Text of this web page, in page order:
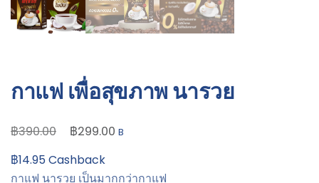
กาแฟ เพื่อสุขภาพ นารวย
฿390.00
Original
was:
฿299.00 Current
B
฿14.95Cashback
กาแฟ นารวย เป็นมากกว่ากาแฟ